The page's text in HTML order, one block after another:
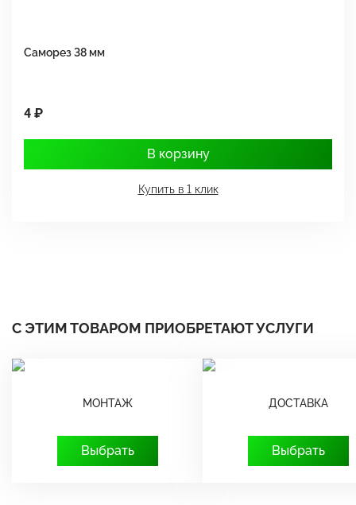
Саморез 38 мм
4 ₽
В корзину
Купить в 1 клик
С ЭТИМ ТОВАРОМ ПРИОБРЕТАЮТ УСЛУГИ
МОНТАЖ
Выбрать
ДОСТАВКА
Выбрать